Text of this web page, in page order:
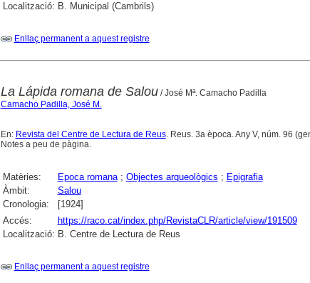
Localització: B. Municipal (Cambrils)
Enllaç permanent a aquest registre
La Lápida romana de Salou/ José Mª. Camacho Padilla
Camacho Padilla, José M.
En: Revista del Centre de Lectura de Reus. Reus. 3a època. Any V, núm. 96
Notes a peu de pàgina.
Matèries: Epoca romana; Objectes arqueològics ; Epigrafia
Àmbit:
Salou
Cronologia:
[1924]
Accés:
https://raco.cat/index.php/RevistaCLR/article/view/191509
Localització: B. Centre de Lectura de Reus
Enllaç permanent a aquest registre